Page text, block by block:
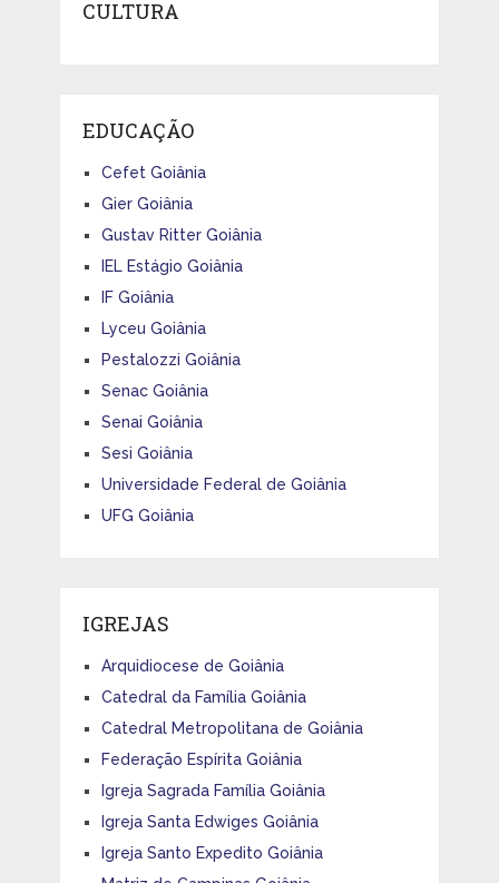
CULTURA
EDUCAÇÃO
Cefet Goiânia
Gier Goiânia
Gustav Ritter Goiânia
IEL Estágio Goiânia
IF Goiânia
Lyceu Goiânia
Pestalozzi Goiânia
Senac Goiânia
Senai Goiânia
Sesi Goiânia
Universidade Federal de Goiânia
UFG Goiânia
IGREJAS
Arquidiocese de Goiânia
Catedral da Família Goiânia
Catedral Metropolitana de Goiânia
Federação Espírita Goiânia
Igreja Sagrada Família Goiânia
Igreja Santa Edwiges Goiânia
Igreja Santo Expedito Goiânia